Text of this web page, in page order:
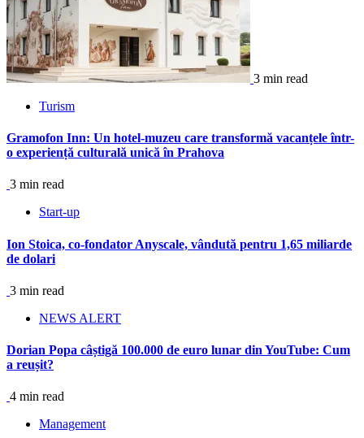
3 min read
Turism
Gramofon Inn: Un hotel-muzeu care transformă vacanțele într-
o experiență culturală unică în Prahova
3 min read
Start-up
Ion Stoica, co-fondator Anyscale, vândută pentru 1,65 miliarde
de dolari
3 min read
NEWS ALERT
Dorian Popa câștigă 100.000 de euro lunar din YouTube: Cum
a reușit?
4 min read
Management